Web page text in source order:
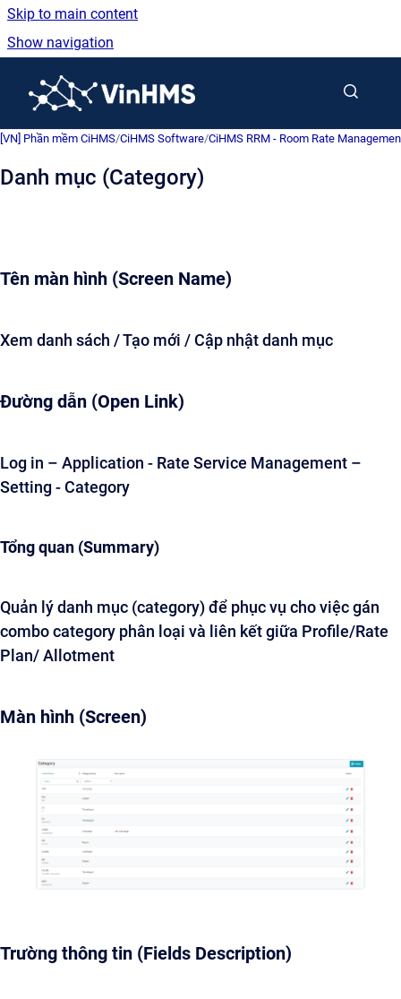
Skip to main content
Show navigation
[VN] Phần mềm CiHMS/CiHMS Software/CiHMS RRM - Room Rate
Danh mục (Category)
Tên màn hình (Screen Name)
Xem danh sách / Tạo mới / Cập nhật danh mục
Đường dẫn (Open Link)
Log in – Application - Rate Service Management –
Setting - Category
Tổng quan (Summary)
Quản lý danh mục (category) để phục vụ cho việc gán
combo category phân loại và liên kết giữa Profile/Rate
Plan/ Allotment
Màn hình (Screen)
Trường thông tin (Fields Description)